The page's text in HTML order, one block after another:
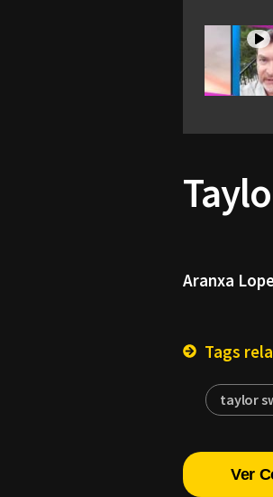
Aranxa
Tags
taylor
Ver